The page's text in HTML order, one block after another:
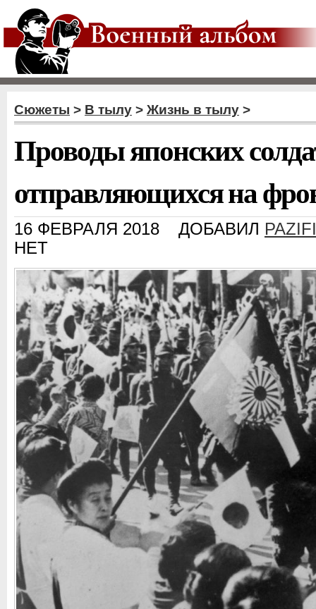
Сюжеты > В тылу > Жизнь в тылу >
Проводы японских
отправляющихся на
16 ФЕВРАЛЯ 2018 ДОБАВИЛ
НЕТ